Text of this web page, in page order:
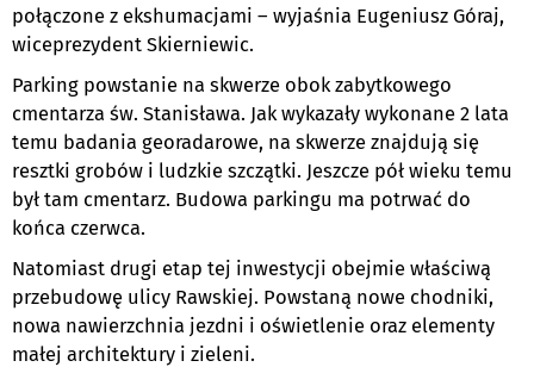
połączone z ekshumacjami – wyjaśnia Eugeniusz Góraj,
wiceprezydent Skierniewic.
Parking powstanie na skwerze obok zabytkowego
cmentarza św. Stanisława. Jak wykazały wykonane 2 lata
temu badania georadarowe, na skwerze znajdują się
resztki grobów i ludzkie szczątki. Jeszcze pół wieku temu
był tam cmentarz. Budowa parkingu ma potrwać do
końca czerwca.
Natomiast drugi etap tej inwestycji obejmie właściwą
przebudowę ulicy Rawskiej. Powstaną nowe chodniki,
nowa nawierzchnia jezdni i oświetlenie oraz elementy
małej architektury i zieleni.